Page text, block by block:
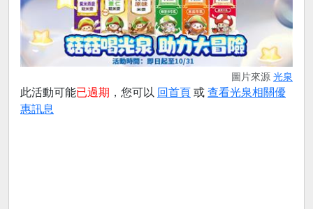
圖片來源 光泉
此活動可能已過期 ，您可以 回首頁 或 查看光泉相關優
惠訊息